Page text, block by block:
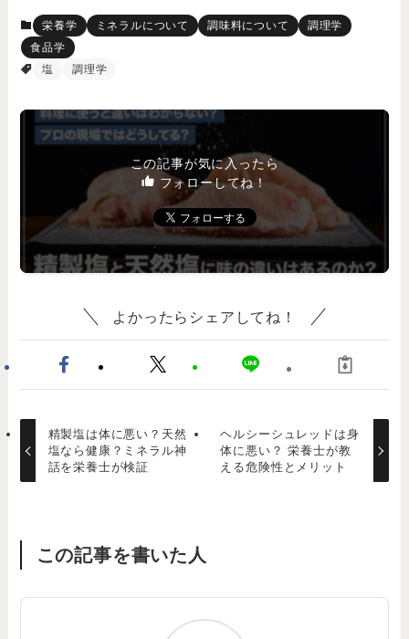
栄養学 ミネラルについて 調味料について
調理学
食品学
塩
調理学
この記事が気に入ったら
フォローしてね！
よかったらシェアしてね！
精製塩は体に悪い？天然
塩なら健康？ミネラル神
話を栄養士が検証
ヘルシーシュレッドは身
体に悪い？ 栄養士が教
える危険性とメリット
この記事を書いた人